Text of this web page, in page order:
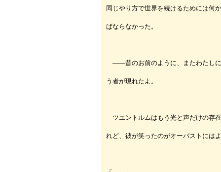
同じやり方で世界を続けるためには何
ばならなかった。
――昔のお前のように、またわたし
う者が現れたよ。
ツエントルムはもう光と声だけの存
れど、彼が笑ったのがオーバストには